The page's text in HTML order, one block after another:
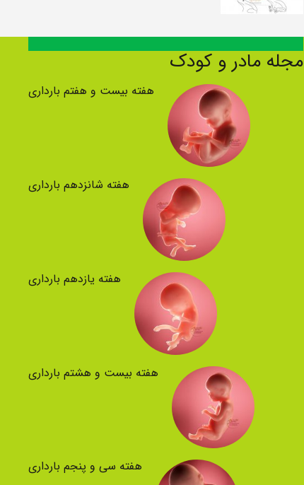
مجله مادر و کودک
هفته بیست و هفتم بارداری
هفته شانزدهم بارداری
هفته یازدهم بارداری
هفته بیست و هشتم بارداری
هفته سی و پنجم بارداری